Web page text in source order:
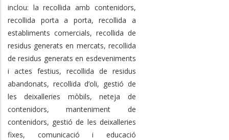
inclou: la recollida amb contenidors,
recollida porta a porta, recollida a
establiments comercials, recollida de
residus generats en mercats, recollida
de residus generats en esdeveniments
i actes festius, recollida de residus
abandonats, recollida d’oli, gestió de
les deixalleries mòbils, neteja de
contenidors, manteniment de
contenidors, gestió de les deixalleries
fixes, comunicació i educació